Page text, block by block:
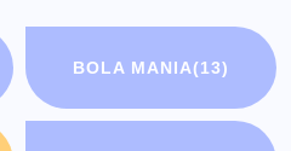
BOLA MANIA(13)